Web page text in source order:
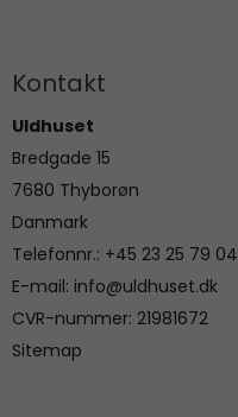
Kontakt
Uldhuset
Bredgade 15
7680 Thyborøn
Danmark
Telefonnr.: +45 23 25 79 04
E-mail: info@uldhuset.dk
CVR-nummer: 21981672
Sitemap